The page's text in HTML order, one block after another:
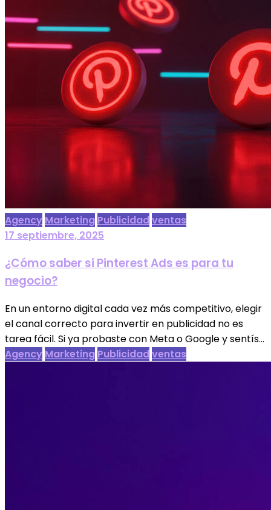
Agency Marketing Publicidadventas
17 septiembre, 2025
¿Cómo saber si Pinterest Ads es para tu
negocio?
En un entorno digital cada vez más competitivo, elegir
el canal correcto para invertir en publicidad no es
tarea fácil. Si ya probaste con Meta o Google y sentís...
Agency Marketing Publicidadventas